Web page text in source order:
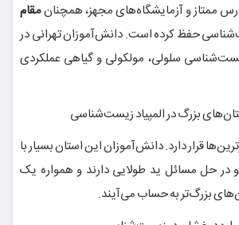
ممتاز و آزمایشگاه‌های مجهز، همچنانمقام
حفظ کرده است. دانش‌آموزان تهرانی در
سلولی، مولکولی و گیاهی عملکردی
قرار دارد. دانش‌آموزان این استان بسیار با
در حل مسائل ید طولایی دارند و همواره یک
بزرگ‌تر به حساب می‌آیند.